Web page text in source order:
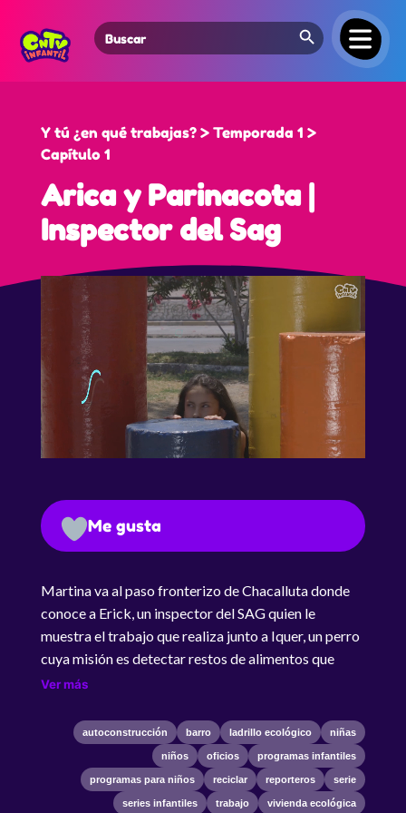
Search
for:
Search Button
Y tú ¿en qué trabajas? > Temporada 1 >
Capítulo 1
Arica y Parinacota |
Inspector del Sag
Me gusta
Martina va al paso fronterizo de Chacalluta donde
conoce a Erick, un inspector del SAG quien le
muestra el trabajo que realiza junto a Iquer, un perro
cuya misión es detectar restos de alimentos que
pueden haber en los equipajes de quienes traspasan
de Chacalluta donde conoce a Erick, un inspector del
SAG quien le muestra el trabajo que realiza junto a
Iquer, un perro cuya misión es detectar restos de
alimentos que pueden haber en los equipajes de
Ver más
autoconstrucción barro ladrillo ecológico niñas
niños oficios programas infantiles
programas para niños reciclar reporteros serie
series infantiles trabajo vivienda ecológica